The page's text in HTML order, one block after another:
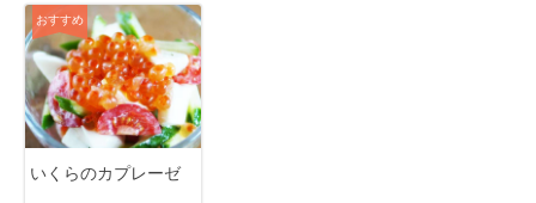
おすすめ
いくらのカプレーゼ